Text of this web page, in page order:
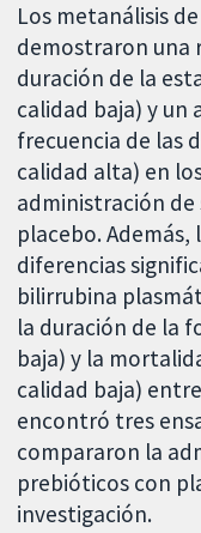
Los metanálisis
demostraron una
duración de la
calidad baja) y un
frecuencia de las
calidad alta) en
administración
placebo.
diferencias
bilirrubina
la duración de la
baja) y la
calidad baja)
encontró tres
compararon la
prebióticos con
investigación.